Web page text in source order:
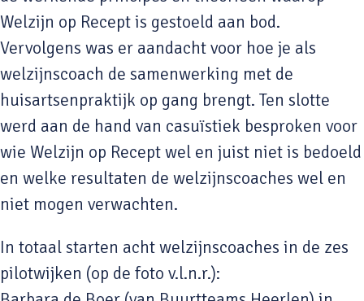
Welzijn op Recept is gestoeld aan bod.
Vervolgens was er aandacht voor hoe je als
welzijnscoach de samenwerking met de
huisartsenpraktijk op gang brengt. Ten slotte
werd aan de hand van casuïstiek besproken voor
wie Welzijn op Recept wel en juist niet is bedoeld
en welke resultaten de welzijnscoaches wel en
niet mogen verwachten.
In totaal starten acht welzijnscoaches in de zes
pilotwijken (op de foto v.l.n.r.):